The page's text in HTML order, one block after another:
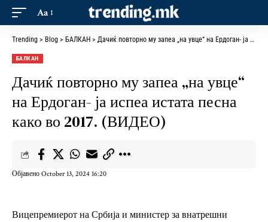
Aa
Trending > Blog > БАЛКАН > Дачиќ повторно му запеа „на увце“ на Ердоган- ја испеа истата песна како во 2017. (ВИДЕО)
БАЛКАН
Дачиќ повторно му запеа „на увце“
на Ердоган- ја испеа истата песна
како во 2017. (ВИДЕО)
Објавено October 13, 2024 16:20
Вицепремиерот на Србија и министер за внатрешни